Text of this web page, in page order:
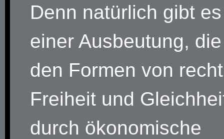
Denn natürlich gibt
einer Ausbeutung,
den Formen von
Freiheit und
durch ökonomische